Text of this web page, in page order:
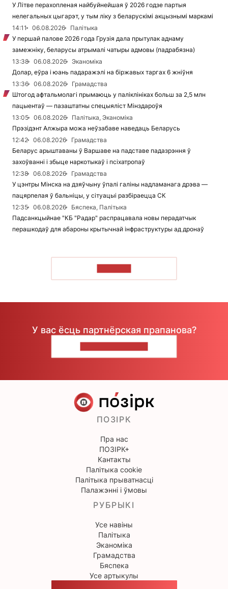
У Літве перахопленая найбуйнейшая ў 2026 годзе партыя
нелегальных цыгарэт, у тым ліку з беларускімі акцызнымі маркамі
14:11
06.08.2026
Палітыка
У першай палове 2026 года Грузія дала прытулак аднаму
замежніку, беларусы атрымалі чатыры адмовы (падрабязна)
13:38
06.08.2026
Эканоміка
Долар, еўра і юань падаражэлі на біржавых таргах 6 жніўня
13:36
06.08.2026
Грамадства
Штогод афтальмолагі прымаюць у паліклініках больш за 2,5 млн
пацыентаў — пазаштатны спецыяліст Мінздароўя
13:05
06.08.2026
Палітыка, Эканоміка
Прэзідэнт Алжыра можа неўзабаве наведаць Беларусь
12:42
06.08.2026
Грамадства
Беларус арыштаваны ў Варшаве на падставе падазрэння ў
захоўванні і збыце наркотыкаў і псіхатропаў
12:38
06.08.2026
Грамадства
У цэнтры Мінска на дзяўчыну ўпалі галіны надламанага дрэва —
пацярпелая ў бальніцы, у сітуацыі разбіраецца СК
12:35
06.08.2026
Бяспека, Палітыка
Падсанкцыйнае "КБ "Радар" распрацавала новы перадатчык
перашкодаў для абароны крытычнай інфраструктуры ад дронаў
У вас ёсць партнёрская прапанова?
ПОЗІРК
Пра нас
ПОЗІРК+
Кантакты
Палітыка cookie
Палітыка прыватнасці
Палажэнні і ўмовы
РУБРЫКІ
Усе навіны
Палітыка
Эканоміка
Грамадства
Бяспека
Усе артыкулы